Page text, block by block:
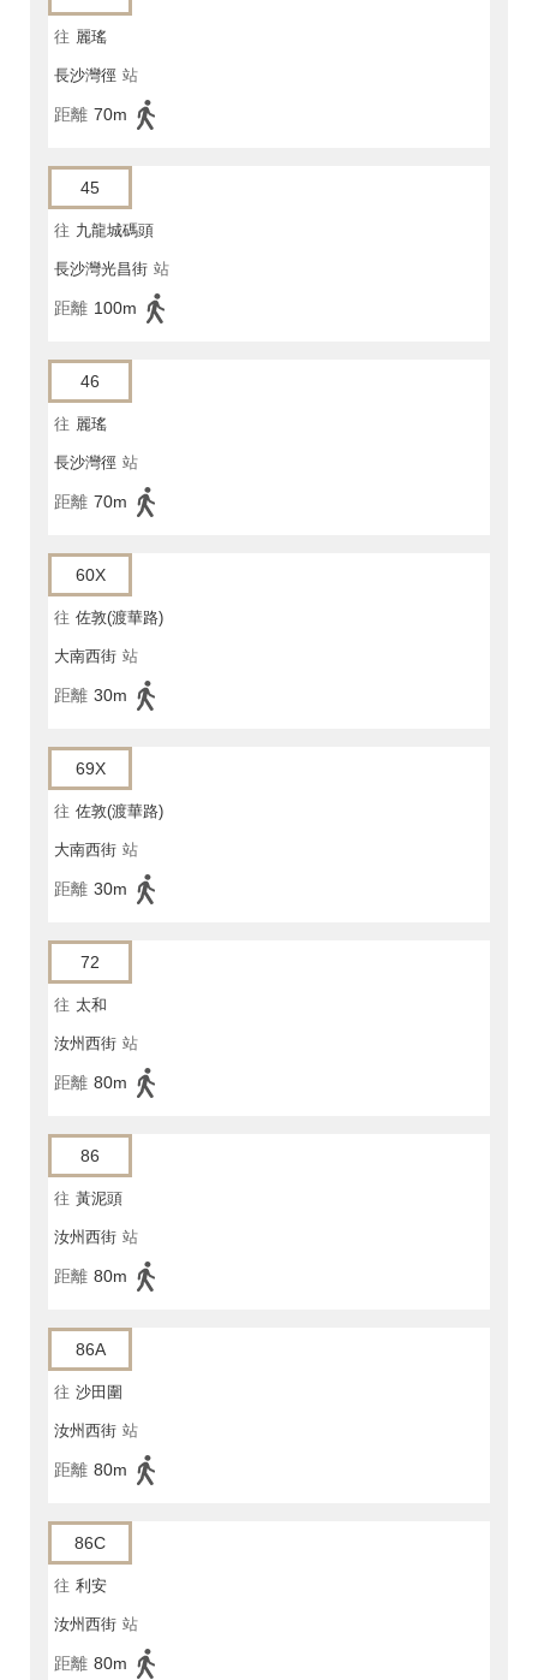
往 麗瑤
長沙灣徑 站
距離 70m
45
往 九龍城碼頭
長沙灣光昌街 站
距離 100m
46
往 麗瑤
長沙灣徑 站
距離 70m
60X
往 佐敦(渡華路)
大南西街 站
距離 30m
69X
往 佐敦(渡華路)
大南西街 站
距離 30m
72
往 太和
汝州西街 站
距離 80m
86
往 黃泥頭
汝州西街 站
距離 80m
86A
往 沙田圍
汝州西街 站
距離 80m
86C
往 利安
汝州西街 站
距離 80m